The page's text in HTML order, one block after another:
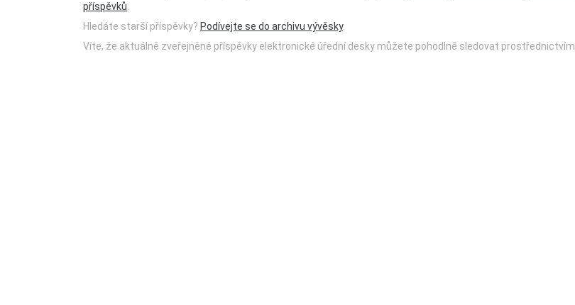
příspěvků.
Hledáte starší příspěvky? Podívejte se do archivu vývěsky.
Víte, že aktuálně zveřejněné příspěvky elektronické úřední desky můžete pohodlně sledovat prostřednictvím